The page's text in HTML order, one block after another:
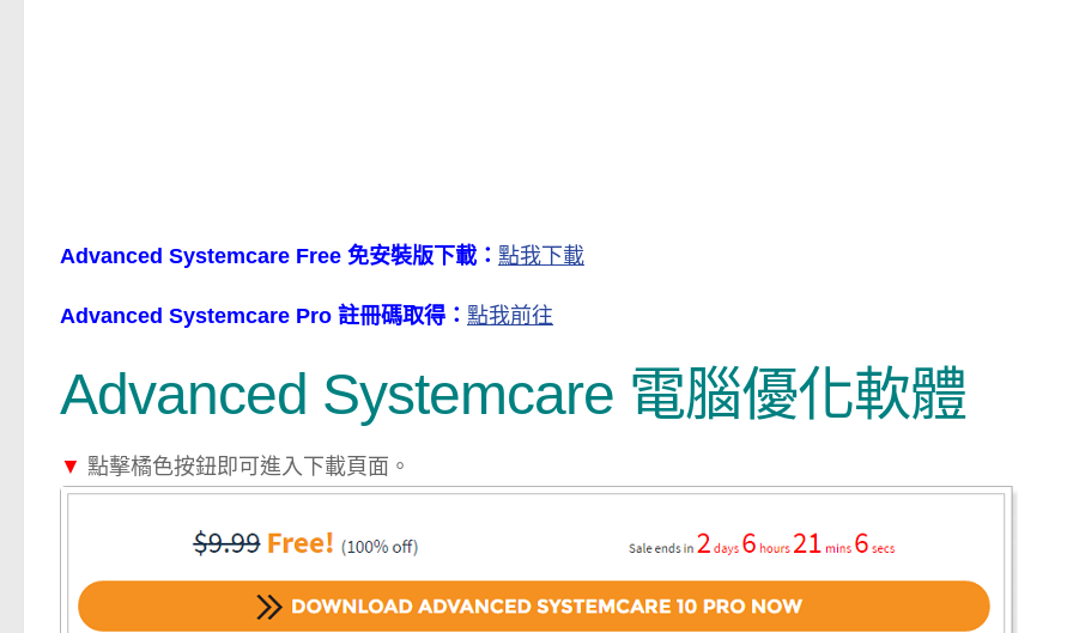
Advanced Systemcare Free 免安裝版下載： 點我下載
Advanced Systemcare Pro 註冊碼取得： 點我前往
Advanced Systemcare 電腦優化軟體
▼ 點擊橘色按鈕即可進入下載頁面。